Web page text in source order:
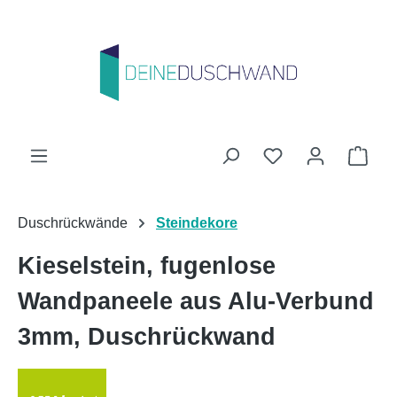
Du hast 0
Duschrückwände Steindekore
Kieselstein, fugenlose
Wandpaneele aus Alu-Verbund
3mm, Duschrückwand